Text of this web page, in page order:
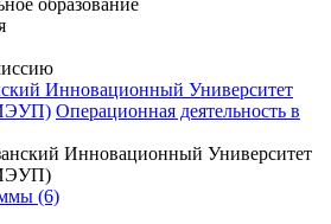
Инновационный Университет
Операционная деятельность в
(6)